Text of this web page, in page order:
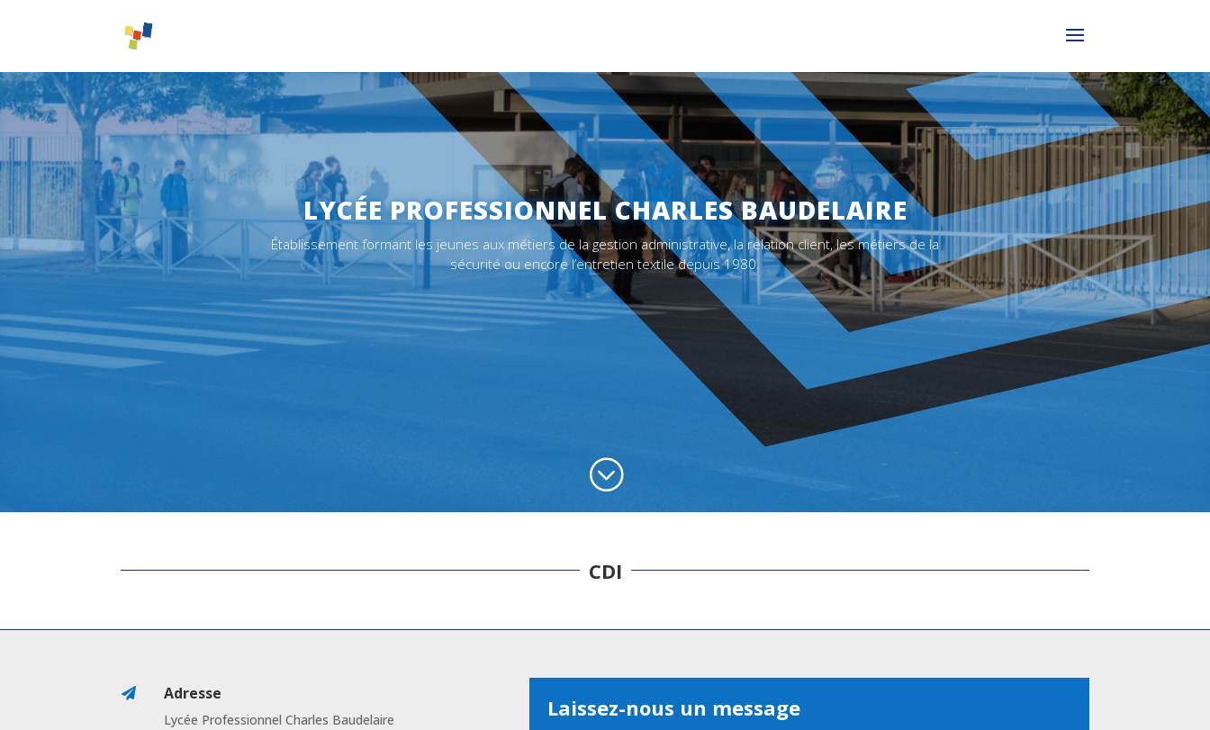
LYCÉE PROFESSIONNEL CHARLES BAUDELAIRE
Établissement formant les jeunes aux métiers de la gestion administrative, la relation client, les métiers de la
sécurité ou encore l’entretien textile depuis 1980.
;
CDI
 Adresse
Lycée Professionnel Charles Baudelaire
Laissez-nous un message